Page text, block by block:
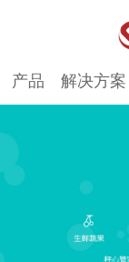
产品 解决方案